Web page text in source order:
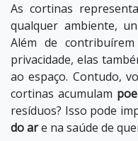
As cortinas
qualquer ambiente,
Além de
privacidade, elas
ao espaço. Contudo,
cortinas acumulam
resíduos? Isso pode
do are na saúde de